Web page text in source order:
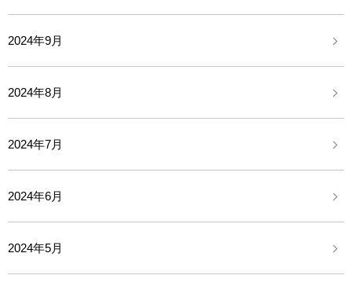
2024年9月
2024年8月
2024年7月
2024年6月
2024年5月